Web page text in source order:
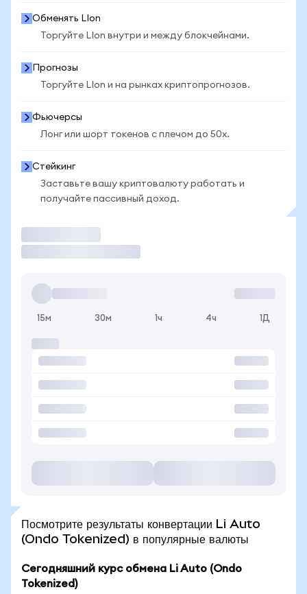
Обменять LIon
Торгуйте LIon внутри и между блокчейнами.
Прогнозы
Торгуйте LIon и на рынках криптопрогнозов.
Фьючерсы
Лонг или шорт токенов с плечом до 50x.
Стейкинг
Заставьте вашу криптовалюту работать и
получайте пассивный доход.
15м 30м 1ч 4ч 1Д
Посмотрите результаты конвертации Li Auto
(Ondo Tokenized) в популярные валюты
Сегодняшний курс обмена Li Auto (Ondo
Tokenized)